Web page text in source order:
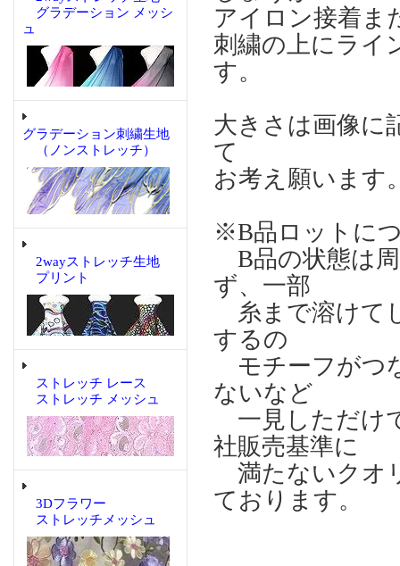
グラデーション メッシ
ュ
グラデーション刺繍生地
（ノンストレッチ）
2wayストレッチ生地
プリント
ストレッチ レース
ストレッチ メッシュ
3Dフラワー
ストレッチメッシュ
アイロン接着ま
刺繍の上にライ
す。
大きさは画像に
て
お考え願います
※B品ロットに
B品の状態は
ず、一部
糸まで溶けて
するの
モチーフがつ
ないなど
一見しただけ
社販売基準に
満たないクオ
ております。